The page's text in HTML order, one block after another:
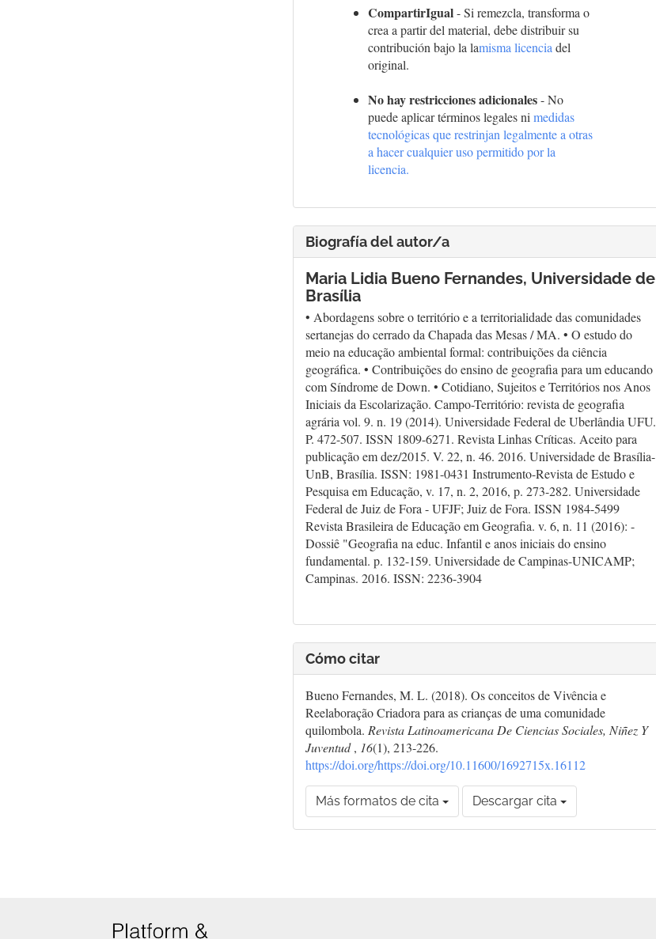
CompartirIgual- Si remezcla, transforma o
crea a partir del material, debe distribuir su
contribución bajo la lamisma licencia del
original.
No hay restricciones adicionales- No
puede aplicar términos legales nimedidas
tecnológicas que restrinjan legalmente a otras
a hacer cualquier uso permitido por la
licencia.
Biografía del autor/a
Maria Lidia Bueno Fernandes, Universidade de
Brasília
• Abordagens sobre o território e a territorialidade das comunidades
sertanejas do cerrado da Chapada das Mesas / MA. • O estudo do
meio na educação ambiental formal: contribuições da ciência
geográfica. • Contribuições do ensino de geografia para um educando
com Síndrome de Down. • Cotidiano, Sujeitos e Territórios nos Anos
Iniciais da Escolarização. Campo-Território: revista de geografia
agrária vol. 9. n. 19 (2014). Universidade Federal de Uberlândia UFU.
P. 472-507. ISSN 1809-6271. Revista Linhas Críticas. Aceito para
publicação em dez/2015. V. 22, n. 46. 2016. Universidade de Brasília-
UnB, Brasília. ISSN: 1981-0431 Instrumento-Revista de Estudo e
Pesquisa em Educação, v. 17, n. 2, 2016, p. 273-282. Universidade
Federal de Juiz de Fora - UFJF; Juiz de Fora. ISSN 1984-5499
Revista Brasileira de Educação em Geografia. v. 6, n. 11 (2016): -
Dossiê "Geografia na educ. Infantil e anos iniciais do ensino
fundamental. p. 132-159. Universidade de Campinas-UNICAMP;
Campinas. 2016. ISSN: 2236-3904
Cómo citar
Bueno Fernandes, M. L. (2018). Os conceitos de Vivência e
Reelaboração Criadora para as crianças de uma comunidade
quilombola. Revista Latinoamericana De Ciencias Sociales, Niñez Y
Juventud, 16(1), 213-226.
https://doi.org/https://doi.org/10.11600/1692715x.16112
Más formatos de cita Descargar cita